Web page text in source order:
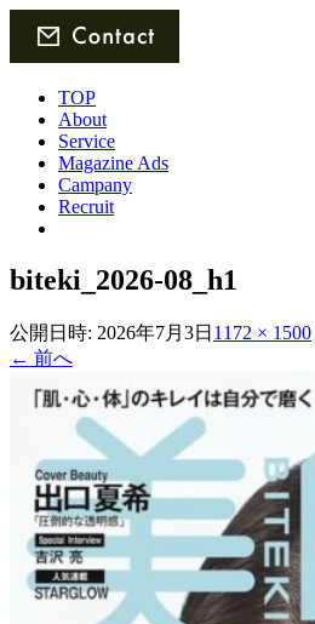
TOP
About
Service
Magazine Ads
Campany
Recruit
biteki_2026-08_h1
公開日時: 2026年7月3日 1172 × 1500
← 前へ